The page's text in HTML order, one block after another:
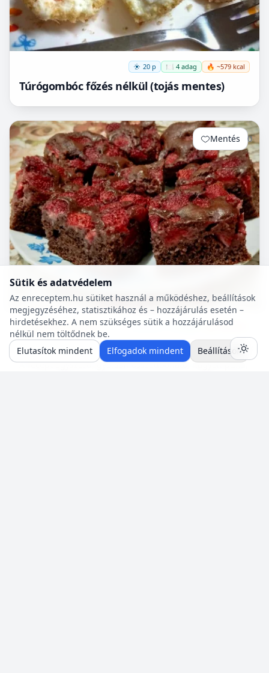
20 p 🍽️ 4 adag 🔥 ~579 kcal
Túrógombóc főzés nélkül (tojás mentes)
Mentés 0
Sütemény receptek 55 p 🍽️ 6 adag 🔥 ~342 kcal
Epres kakaós kevert
A recept egyszerű, gyorsan összedobható, nagyon puha,
Sütik és adatvédelem
Az enreceptem.hu sütiket használ a működéshez, beállítások
megjegyzéséhez, statisztikához és – hozzájárulás esetén –
hirdetésekhez. A nem szükséges sütik a hozzájárulásod
nélkül nem töltődnek be.
Elutasítok mindent
Elfogadok mindent Beállítások